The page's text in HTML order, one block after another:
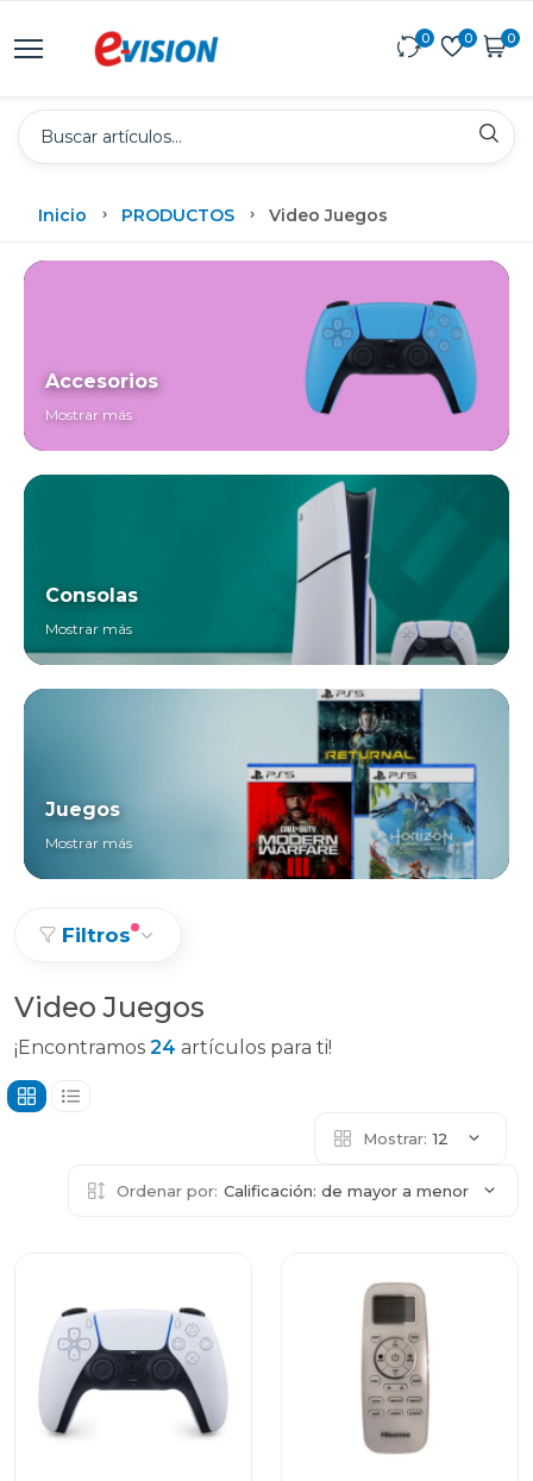
0 0 0
Inicio PRODUCTOS Video Juegos
Accesorios
Mostrar más
Consolas
Mostrar más
Juegos
Mostrar más
Filtros
Video Juegos
¡Encontramos 24 artículos para ti!
Mostrar: 12
Ordenar por: Calificación: de mayor a menor